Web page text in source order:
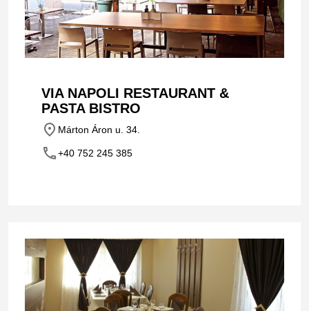
VIA NAPOLI RESTAURANT &
PASTA BISTRO
place Márton Áron u. 34.
phone+40 752 245 385